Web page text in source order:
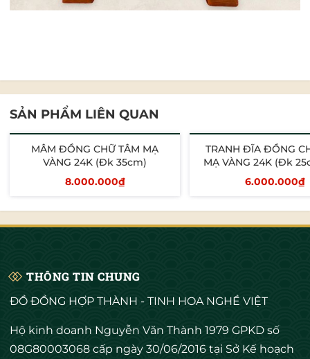
SẢN PHẨM LIÊN QUAN
MÂM ĐỒNG CHỮ TÂM MẠ
VÀNG 24K (Đk 35cm)
8.000.000₫
TRANH ĐĨA ĐỒNG
MẠ VÀNG 24K (Đk
30cm)
6.000.000₫
THÔNG TIN CHUNG
ĐỒ ĐỒNG HỢP THÀNH - TINH HOA NGHỀ VIỆT
Hộ kinh doanh Nguyễn Văn Thành 1979 GPKD số
08G80003068 cấp ngày 30/06/2016 tại Sở Kế hoạch